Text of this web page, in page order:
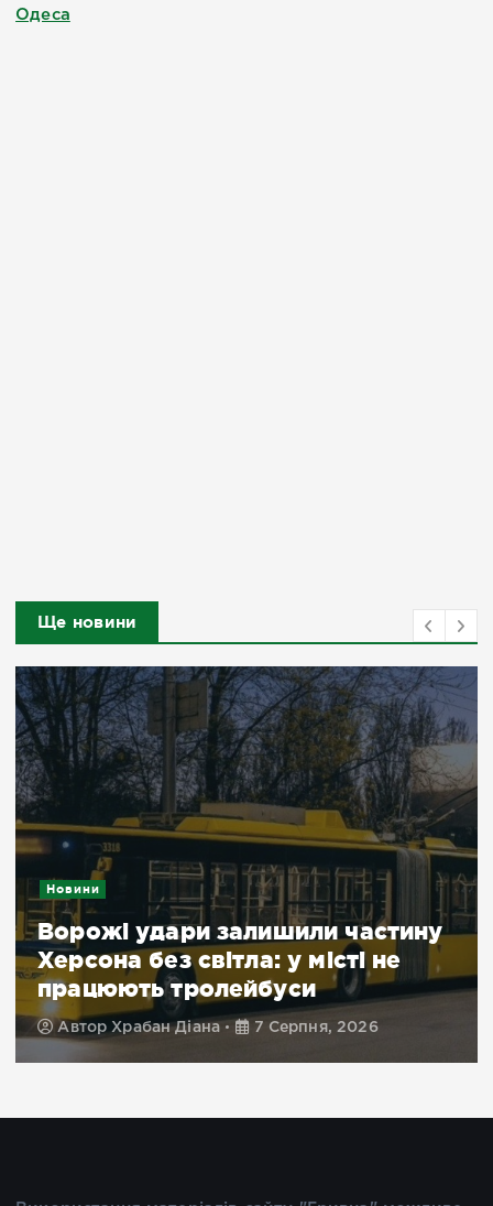
Одеса
Ще новини
Новини
Ворожі удари залишили частину
Херсона без світла: у місті не
працюють тролейбуси
Автор Храбан Діана 7 Серпня, 2026